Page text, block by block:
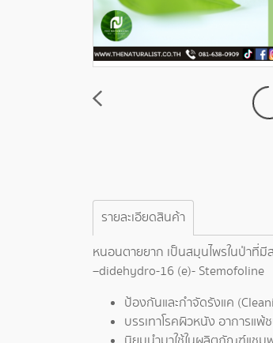
รายละเอียดสินค้า
หนอนตายยาก เป็นสมุนไพรในป่าที่
–didehydro-16 (e)- Stemofoline
ป้องกันและกำจัดรังแค
บรรเทาโรคผิวหนัง อาการแ